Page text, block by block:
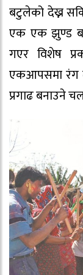
बटुलेको देख्न
एक एक झुण्ड
गएर विशेष
एकआपसमा रंग
प्रगाढ बनाउने